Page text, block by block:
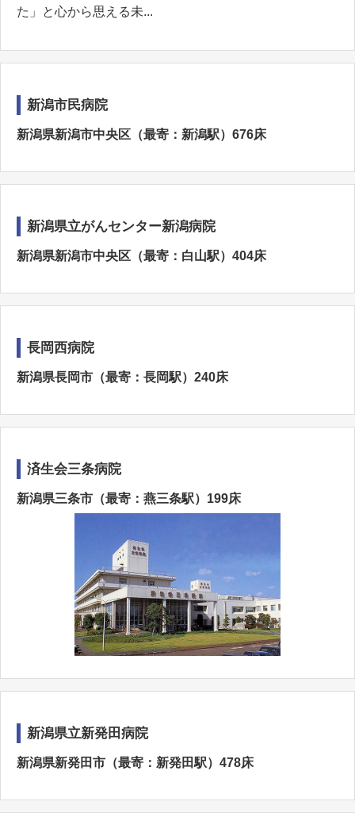
た」と心から思える未...
新潟市民病院
新潟県新潟市中央区（最寄：新潟駅）676床
新潟県立がんセンター新潟病院
新潟県新潟市中央区（最寄：白山駅）404床
長岡西病院
新潟県長岡市（最寄：長岡駅）240床
済生会三条病院
新潟県三条市（最寄：燕三条駅）199床
新潟県立新発田病院
新潟県新発田市（最寄：新発田駅）478床